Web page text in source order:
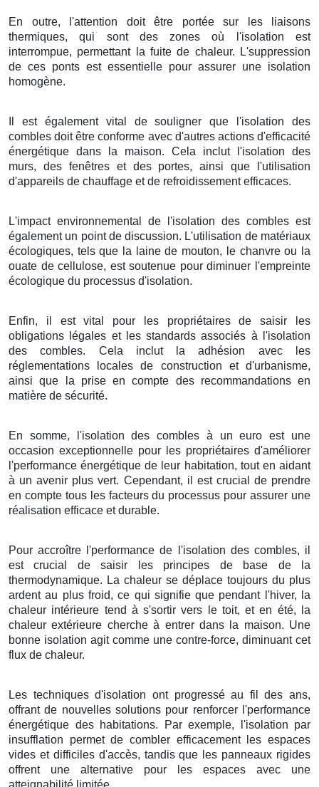
En outre, l'attention doit être portée sur les liaisons
thermiques, qui sont des zones où l'isolation est
interrompue, permettant la fuite de chaleur. L'suppression
de ces ponts est essentielle pour assurer une isolation
homogène.
Il est également vital de souligner que l'isolation des
combles doit être conforme avec d'autres actions d'efficacité
énergétique dans la maison. Cela inclut l'isolation des
murs, des fenêtres et des portes, ainsi que l'utilisation
d'appareils de chauffage et de refroidissement efficaces.
L'impact environnemental de l'isolation des combles est
également un point de discussion. L'utilisation de matériaux
écologiques, tels que la laine de mouton, le chanvre ou la
ouate de cellulose, est soutenue pour diminuer l'empreinte
écologique du processus d'isolation.
Enfin, il est vital pour les propriétaires de saisir les
obligations légales et les standards associés à l'isolation
des combles. Cela inclut la adhésion avec les
réglementations locales de construction et d'urbanisme,
ainsi que la prise en compte des recommandations en
matière de sécurité.
En somme, l'isolation des combles à un euro est une
occasion exceptionnelle pour les propriétaires d'améliorer
l'performance énergétique de leur habitation, tout en aidant
à un avenir plus vert. Cependant, il est crucial de prendre
en compte tous les facteurs du processus pour assurer une
réalisation efficace et durable.
Pour accroître l'performance de l'isolation des combles, il
est crucial de saisir les principes de base de la
thermodynamique. La chaleur se déplace toujours du plus
ardent au plus froid, ce qui signifie que pendant l'hiver, la
chaleur intérieure tend à s'sortir vers le toit, et en été, la
chaleur extérieure cherche à entrer dans la maison. Une
bonne isolation agit comme une contre-force, diminuant cet
flux de chaleur.
Les techniques d'isolation ont progressé au fil des ans,
offrant de nouvelles solutions pour renforcer l'performance
énergétique des habitations. Par exemple, l'isolation par
insufflation permet de combler efficacement les espaces
vides et difficiles d'accès, tandis que les panneaux rigides
offrent une alternative pour les espaces avec une
atteignabilité limitée.